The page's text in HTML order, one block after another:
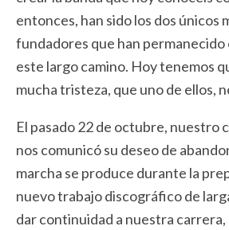
entonces, han sido los dos únicos
fundadores que han permanecido
este largo camino. Hoy tenemos
mucha tristeza, que uno de ellos,
El pasado 22 de octubre, nuestro
nos comunicó su deseo de
marcha se produce durante la
nuevo trabajo discográfico de
dar continuidad a nuestra carrera,